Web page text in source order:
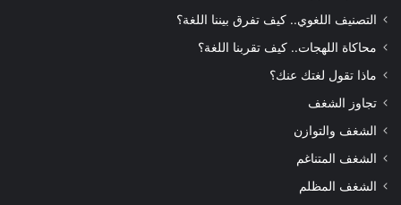
التصنيف اللغوي.. كيف تفرق بيننا اللغة؟
محاكاة اللهجات.. كيف تقربنا اللغة؟
ماذا تقول لغتك عنك؟
تجاوز الشغف
الشغف والتوازن
الشغف المتناغم
الشغف المظلم